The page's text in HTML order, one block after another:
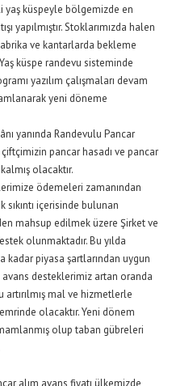
küspeyle bölgemizde en
yapılmıştır. Stoklarımızda halen
ve kantarlarda bekleme
küspe randevu sisteminde
yazılım çalışmaları devam
yeni döneme
yanında Randevulu Pancar
pancar hasadı ve pancar
olacaktır.
ödemeleri zamanından
içerisinde bulunan
mahsup edilmek üzere Şirket ve
olunmaktadır. Bu yılda
kadar piyasa şartlarından uygun
desteklerimiz artan oranda
mal ve hizmetlerle
olacaktır. Yeni dönem
olup taban gübreleri